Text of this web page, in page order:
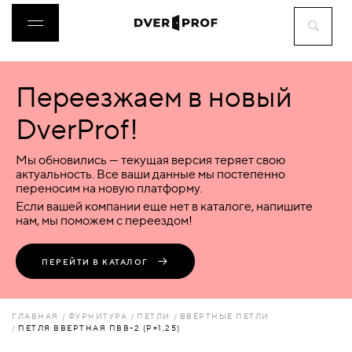
ДВЕРИ
ФУРНИТУРА
ВОРОТА
ПЕРЕГОРОДКИ
Переезжаем в новый
DverProf!
Мы обновились — текущая версия теряет свою
актуальность. Все ваши данные мы постепенно
переносим на новую платформу.
Если вашей компании еще нет в каталоге, напишите
нам, мы поможем с переездом!
ПЕРЕЙТИ В КАТАЛОГ
ГЛАВНАЯ ФУРНИТУРА ПЕТЛИ
ВВЁРТНЫЕ ПЕТЛИ
ПЕТЛЯ ВВЕРТНАЯ ПВВ-2 (Р=1,25)